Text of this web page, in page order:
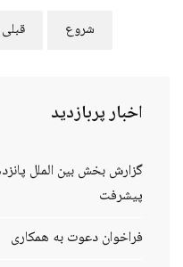
شروع قبلی
اخبارپربازدید
گزارش بخش بین الملل
پیشرفت
فراخوان دعوت به همکاری